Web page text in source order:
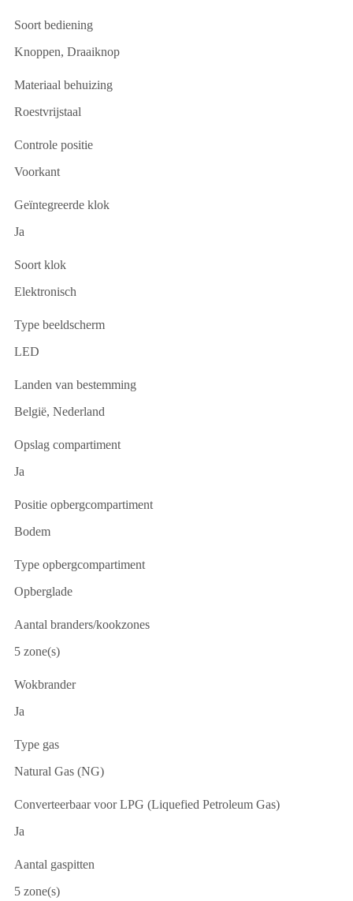
Soort bediening
Knoppen, Draaiknop
Materiaal behuizing
Roestvrijstaal
Controle positie
Voorkant
Geïntegreerde klok
Ja
Soort klok
Elektronisch
Type beeldscherm
LED
Landen van bestemming
België, Nederland
Opslag compartiment
Ja
Positie opbergcompartiment
Bodem
Type opbergcompartiment
Opberglade
Aantal branders/kookzones
5 zone(s)
Wokbrander
Ja
Type gas
Natural Gas (NG)
Converteerbaar voor LPG (Liquefied Petroleum Gas)
Ja
Aantal gaspitten
5 zone(s)